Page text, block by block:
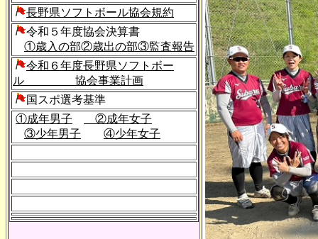
長野県ソフトボール協会規約
令和５年度協会決算書
①歳入の部②歳出の部③監査報告
令和６年度長野県ソフトボー
ル 協会事業計画
国スポ選考基準
①成年男子
②成年女子
③少年男子
④少年女子